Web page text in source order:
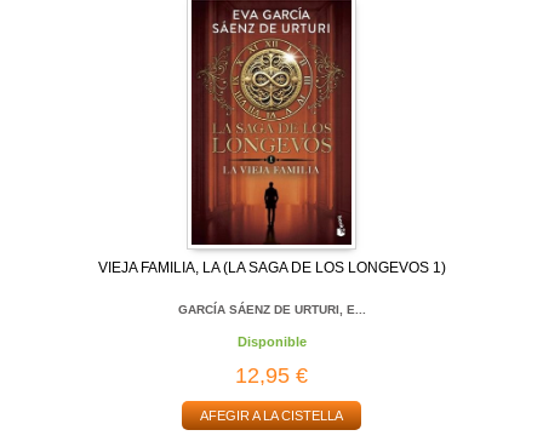
VIEJA FAMILIA, LA (LA SAGA DE LOS LONGEVOS 1)
GARCÍA SÁENZ DE URTURI, E...
Disponible
12,95 €
AFEGIR A LA CISTELLA